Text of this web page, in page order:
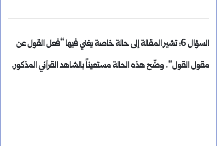
السؤال 6: تشير المقالة إلى حالة خاصة يغني فيها “فعل القول عن
مقول القول”. وضّح هذه الحالة مستعيناً بالشاهد القرآني المذكور.